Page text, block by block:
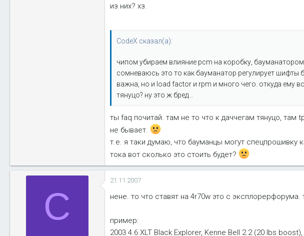
из них? хз.
CodeX сказал(а):
чипом убираем влияние pcm на коробку,
сомневаюсь это то как бауманатор регулирует
важна, но и load factor и rpm и много чего. откуда ему
тянуцо? ну это ж бред...
ты faq почитай. там не то что к даччегам тянуцо, там
не бывает.
т.е. я таки думаю, что бауманцы могут спецпрошивку
тока вот сколько это стоить будет?
C
21.11.2007
нене. то что ставят на 4r70w это с
пример:
2003 4.6 XLT Black Explorer, Kenne Bell 2.2 (20 lbs boost),